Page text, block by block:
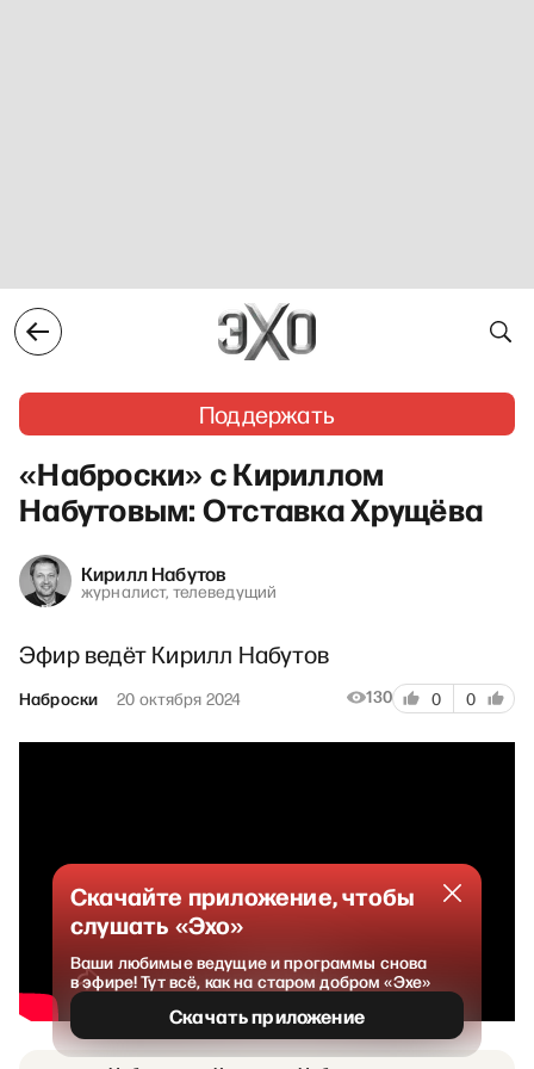
Поддержать
«Наброски» с Кириллом
Набутовым: Отставка Хрущёва
Кирилл Набутов
журналист, телеведущий
Эфир ведёт Кирилл Набутов
Наброски 20 октября 2024 130 0 0
Скачайте приложение, чтобы
слушать «Эхо»
Ваши любимые ведущие и программы снова
в эфире! Тут всё, как на старом добром «Эхе»
Скачать приложение